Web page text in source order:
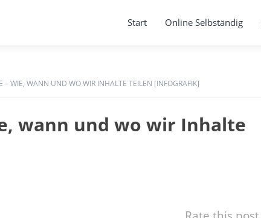
Start Online Selbständig
– WIE, WANN UND WO WIR INHALTE TEILEN [INFOGRAFIK]
wann und wo wir Inhalte